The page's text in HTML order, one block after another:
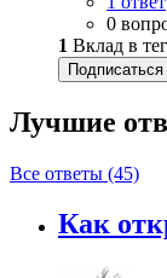
0
1 Вклад в тег
Подписаться
Лучшие
Все ответы (45)
Как